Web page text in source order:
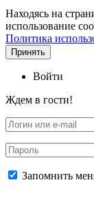
Находясь на
использование
Политика
Принять
Войти
Ждем в гости!
Запомнить